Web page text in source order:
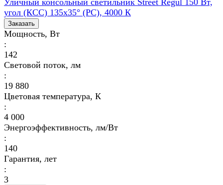
угол (КСС) 135x35° (PC), 4000 К
Заказать
Мощность, Вт
:
142
Световой поток, лм
:
19 880
Цветовая температура, К
:
4 000
Энергоэффективность, лм/Вт
:
140
Гарантия, лет
:
3